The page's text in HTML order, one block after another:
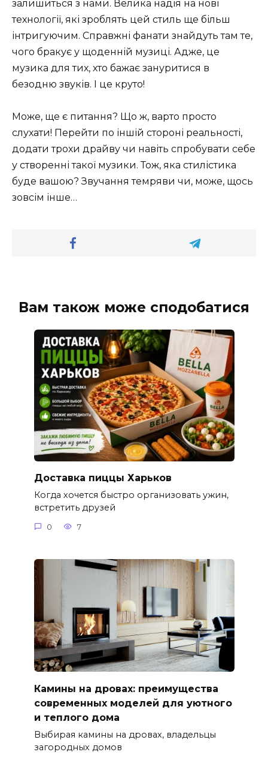
залишиться з нами. Велика надія на нові
технології, які зроблять цей стиль ще більш
інтригуючим. Справжні фанати знайдуть там те,
чого бракує у щоденній музиці. Адже, це
музика для тих, хто бажає зануритися в
безодню звуків. І це круто!
Може, ще є питання? Що ж, варто просто
слухати! Перейти по іншій стороні реальності,
додати трохи драйву чи навіть спробувати себе
у створенні такої музики. Тож, яка стилістика
буде вашою? Звучання темряви чи, може, щось
зовсім інше…
Вам також може сподобатися
Доставка пиццы Харьков
Когда хочется быстро организовать ужин,
встретить друзей
0 7
Камины на дровах: преимущества
современных моделей для уютного
и теплого дома
Выбирая камины на дровах, владельцы
загородных домов